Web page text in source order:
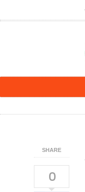
SHARE
0